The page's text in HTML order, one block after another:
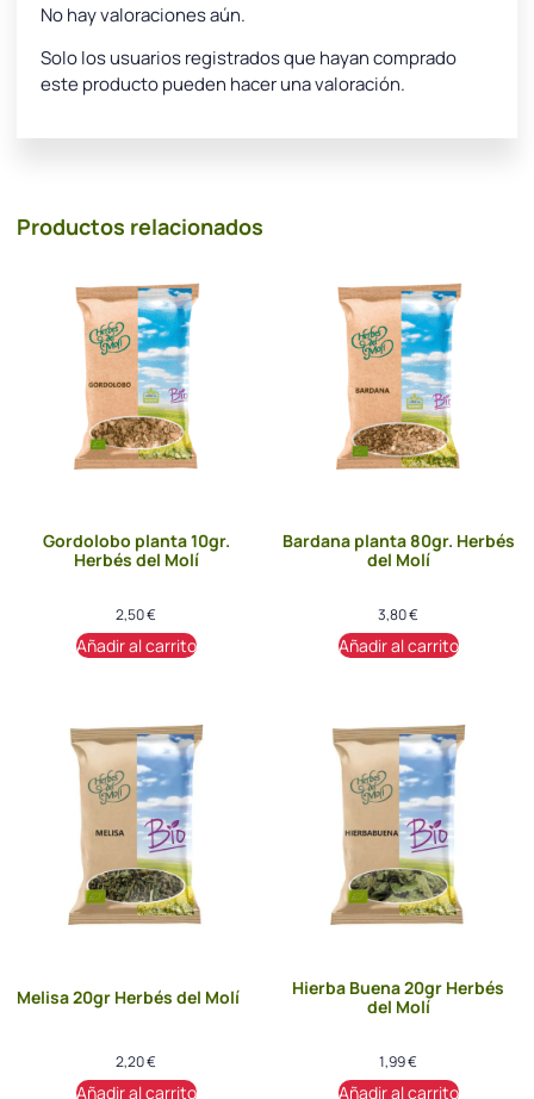
No hay valoraciones aún.
Solo los usuarios registrados que hayan comprado
este producto pueden hacer una valoración.
Productos relacionados
Gordolobo planta 10gr.
Herbés del Molí
2,50€
Añadir al carrito
Bardana planta 80gr. Herbés
del Molí
3,80€
Añadir al carrito
Melisa 20gr Herbés del Molí
2,20€
Añadir al carrito
Hierba Buena 20gr Herbés
del Molí
1,99€
Añadir al carrito